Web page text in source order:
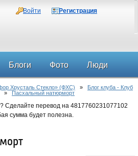
Войти Регистрация
Блоги Фото Люди
Хрусталь Стекло» (ФХС) » Блог клуба - Клуб
» Пасхальный натюрморт
Сделайте перевод на 4817760231077102
сумма будет полезна.